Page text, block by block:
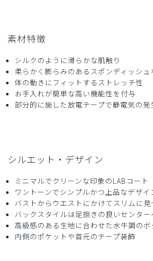
ご購入者様
購入確認済み
白衣の内側に黄ばみがありました，もう買
ご購入者様
購入確認済み
年齢:
素材特徴
シルクのように滑らかな肌触り
柔らかく膨らみのあるスポンディッシュ
体の動きにフィットするストレッチ性
お手入れが簡単な高い機能性を付与
部分的に施した放電テープで静電気の発
シルエット・デザイン
ミニマルでクリーンな印象のLABコート
ワントーンでシンプルかつ上品なデザイ
バストからウエストにかけてスリムに見
バックスタイルは足捌きの良いセンタ
高級感のある生地に合わせた水牛調のボ
内側のポケットや首元のテープ装飾